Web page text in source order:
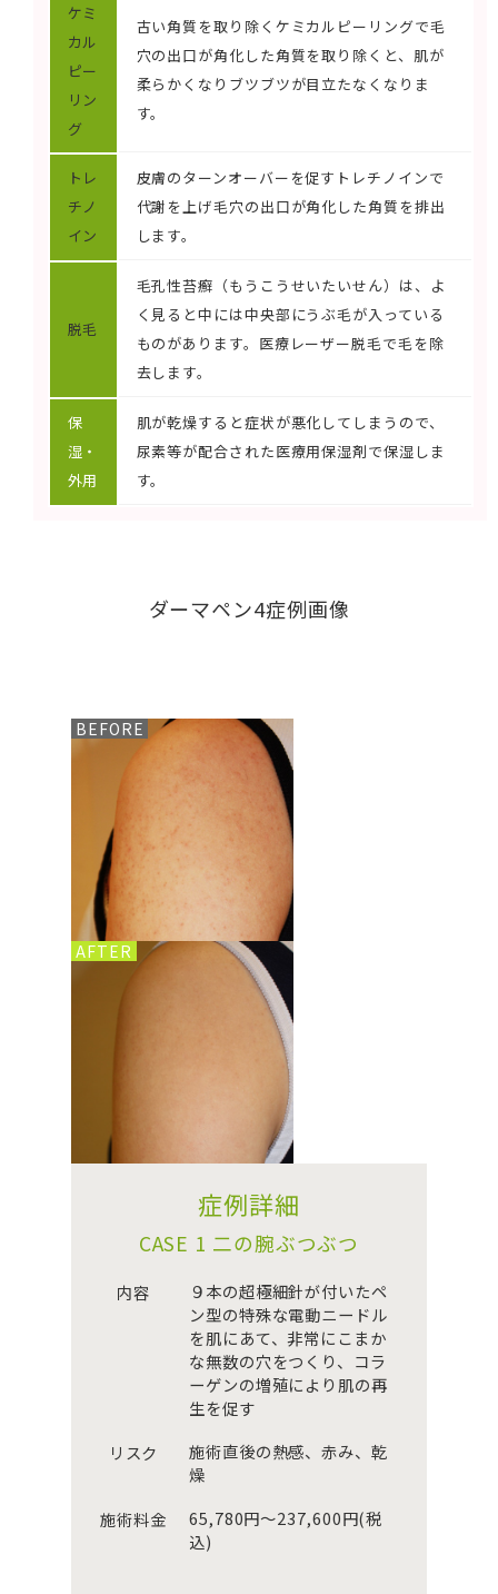
ケミ
カル
ピー
リン
グ
古い角質を取り除くケミカルピーリングで毛
穴の出口が角化した角質を取り除くと、肌が
柔らかくなりブツブツが目立たなくなりま
す。
トレ
チノ
イン
皮膚のターンオーバーを促すトレチノインで
代謝を上げ毛穴の出口が角化した角質を排出
します。
脱毛
毛孔性苔癬（もうこうせいたいせん）は、よ
く見ると中には中央部にうぶ毛が入っている
ものがあります。医療レーザー脱毛で毛を除
去します。
保
湿・
外用
肌が乾燥すると症状が悪化してしまうので、
尿素等が配合された医療用保湿剤で保湿しま
す。
ダーマペン4症例画像
BEFORE
AFTER
症例詳細
CASE 1 二の腕ぶつぶつ
内容
９本の超極細針が付いたペ
ン型の特殊な電動ニードル
を肌にあて、非常にこまか
な無数の穴をつくり、コラ
ーゲンの増殖により肌の再
生を促す
リスク
施術直後の熱感、赤み、乾
燥
施術料金
65,780円～237,600円(税
込)